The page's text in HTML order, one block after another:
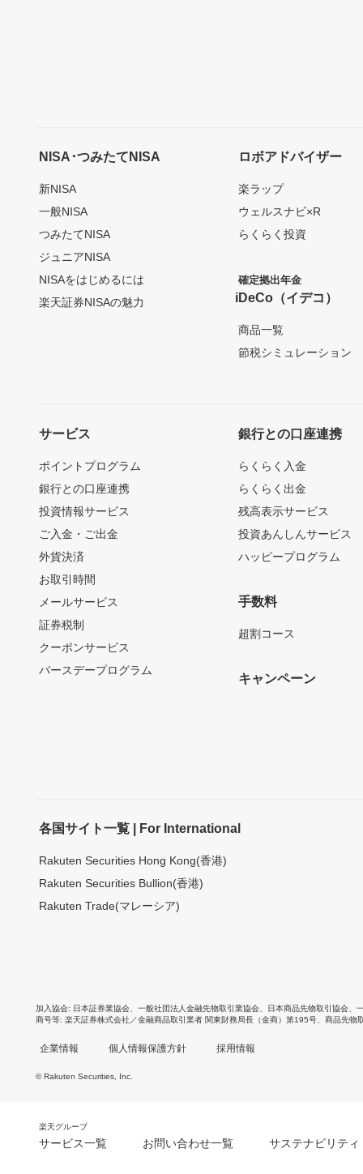
NISA･つみたてNISA
新NISA
一般NISA
つみたてNISA
ジュニアNISA
NISAをはじめるには
楽天証券NISAの魅力
ロボアドバイザー
楽ラップ
ウェルスナビ×R
らくらく投資
確定拠出年金
iDeCo（イデコ）
商品一覧
節税シミュレーション
サービス
ポイントプログラム
銀行との口座連携
投資情報サービス
ご入金・ご出金
外貨決済
お取引時間
メールサービス
証券税制
クーポンサービス
バースデープログラム
銀行との口座連携
らくらく入金
らくらく出金
残高表示サービス
投資あんしんサービス
ハッピープログラム
手数料
超割コース
キャンペーン
各国サイト一覧 | For International
Rakuten Securities Hong Kong(香港)
Rakuten Securities Bullion(香港)
Rakuten Trade(マレーシア)
加入協会 日本証券業協会 一般社団法人金融先物取引業協会 日本商品先物取引協会
商号等 楽天証券株式会社／金融商品取引業者 関東財務局長（金商）第195号、商品先物
企業情報 個人情報保護方針 採用情報
© Rakuten Securities, Inc.
楽天グループ
サービス一覧 お問い合わせ一覧 サステナビリティ